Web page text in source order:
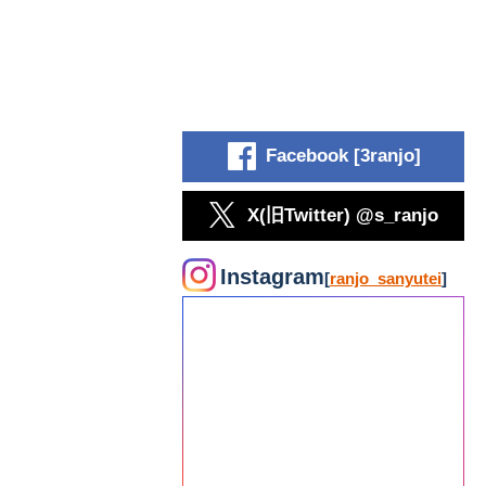
Facebook [3ranjo]
X(旧Twitter) @s_ranjo
Instagram[ranjo_sanyutei]